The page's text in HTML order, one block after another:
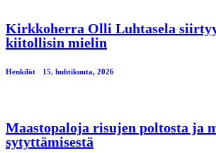
Kirkkoherra Olli Luhtasela
kiitollisin mielin
Henkilöt 15. huhtikuuta, 2026
Maastopaloja risujen poltosta ja
sytyttämisestä